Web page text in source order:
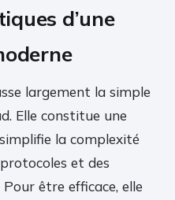
d’une
largement la simple
Elle constitue une
la complexité
et des
être efficace, elle